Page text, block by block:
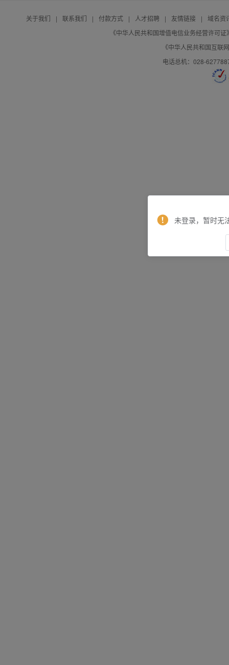
关于我们 | 联系我们 | 付款方式 | 人才招聘 | 友情链接 |
域名资
《中华人民共和国增值电信业务经营许可
《中华人民共和国互联
电话总机：028-
未登录，暂时无